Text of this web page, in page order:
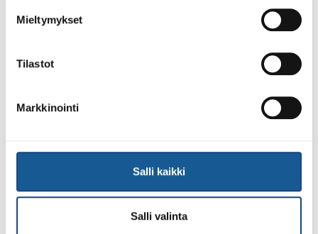
Mieltymykset
Tilastot
Markkinointi
Salli kaikki
Salli valinta
Tuomariraportti Swedish A-Judo/VI
Open 2026, 14.-17.5.2026,
Lindesberg, Ruotsi